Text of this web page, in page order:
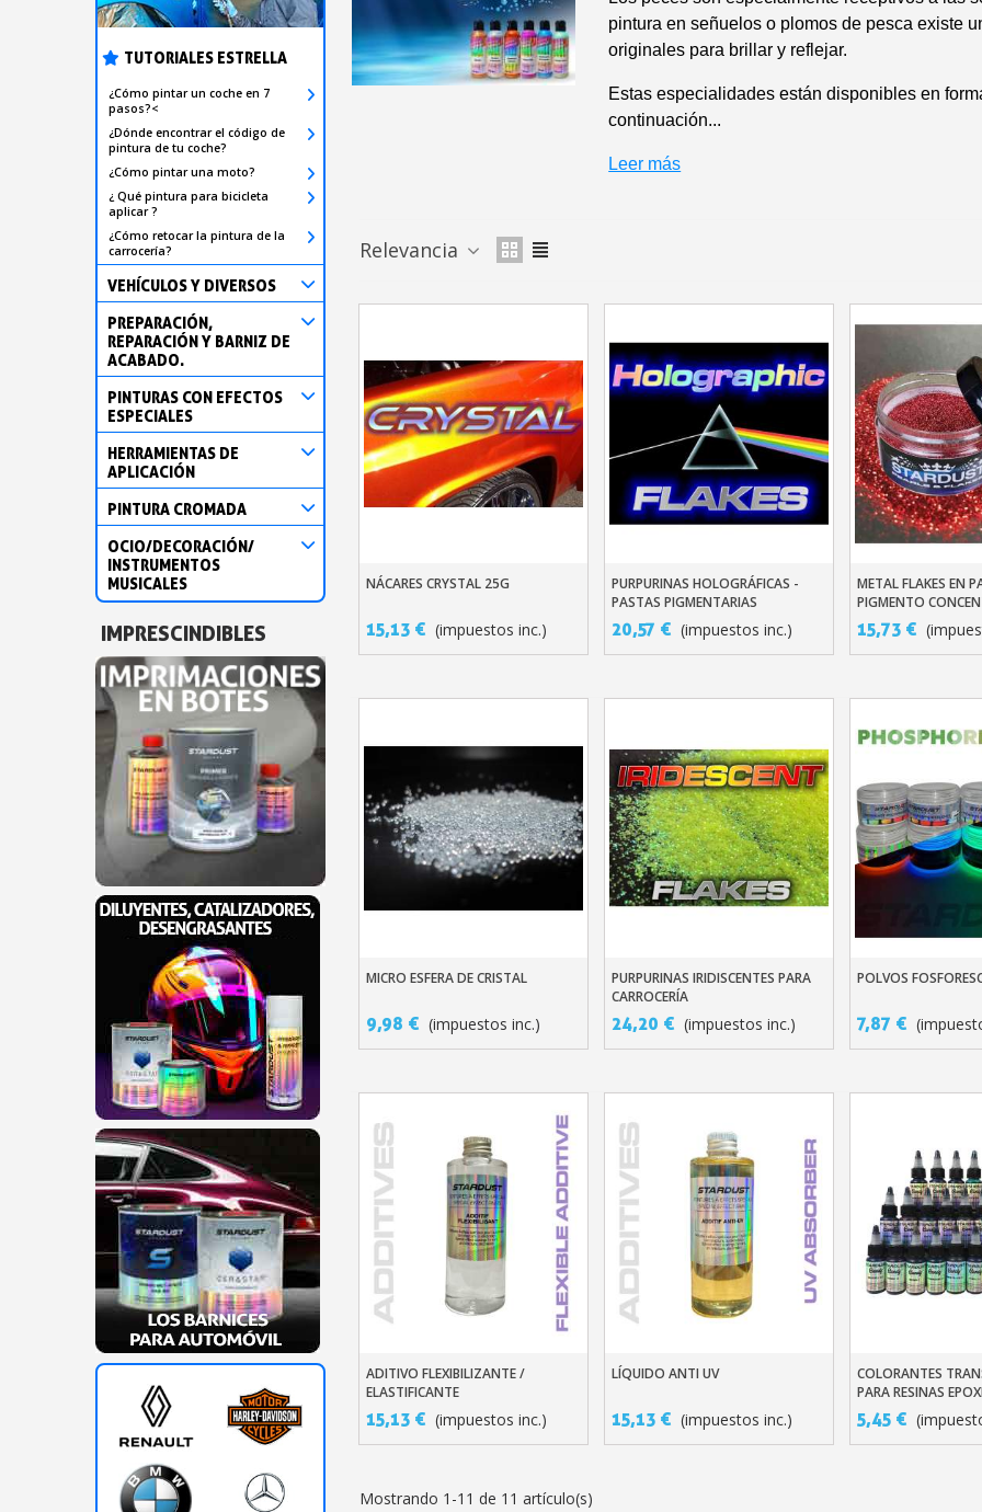
5 € de
Suscríbete al
Devuelve los
5 € de
Cupón de 10 €
Suscríbete al
Suscríbete al
Entrega en un
Paga en 4 plazos sin
Obtenga su presupuesto
Comparte tus
5 € de
Cupón de 10 €
Suscríbete al
Obtenga su presupuesto
Comparte tus
Gana puntos de
Devuelve los
5 € de
TUTORIALES ESTRELLA
¿Cómo pintar un coche en 7
pasos?<
¿Dónde encontrar el código de
pintura de tu coche?
¿Cómo pintar una moto?
¿ Qué pintura para bicicleta
aplicar ?
¿Cómo retocar la pintura de la
carrocería?
VEHÍCULOS Y DIVERSOS
PREPARACIÓN,
REPARACIÓN Y BARNIZ DE
ACABADO.
PINTURAS CON EFECTOS
ESPECIALES
HERRAMIENTAS DE
APLICACIÓN
PINTURA CROMADA
OCIO/DECORACIÓN/
INSTRUMENTOS
MUSICALES
IMPRESCINDIBLES
pintura en señuelos o plomos de pesca existe
originales para brillar y reflejar.
Estas especialidades están disponibles en
continuación...
Leer más
Relevancia
Añadir Al Carrito
NÁCARES CRYSTAL 25G
15,13 € (impuestos inc.)
Añadir Al Carrito
PURPURINAS HOLOGRÁFICAS -
PASTAS PIGMENTARIAS
CONCENTRADAS
20,57 € (impuestos inc.)
Añadir Al
METAL FLAKES EN
PIGMENTO
15,73 €
Añadir Al Carrito
MICRO ESFERA DE CRISTAL
9,98 € (impuestos inc.)
Añadir Al Carrito
PURPURINAS IRIDISCENTES PARA
CARROCERÍA
24,20 € (impuestos inc.)
Añadir Al
POLVOS
7,87 €
Añadir Al Carrito
ADITIVO FLEXIBILIZANTE /
ELASTIFICANTE
15,13 € (impuestos inc.)
Añadir Al Carrito
LÍQUIDO ANTI UV
15,13 € (impuestos inc.)
Añadir Al
COLORANTES
PARA RESINAS EPOXI
5,45 €
Mostrando 1-11 de 11 artículo(s)